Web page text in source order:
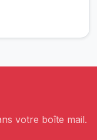
votre boîte mail.